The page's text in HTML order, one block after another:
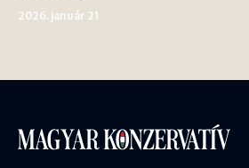
2026. január 21